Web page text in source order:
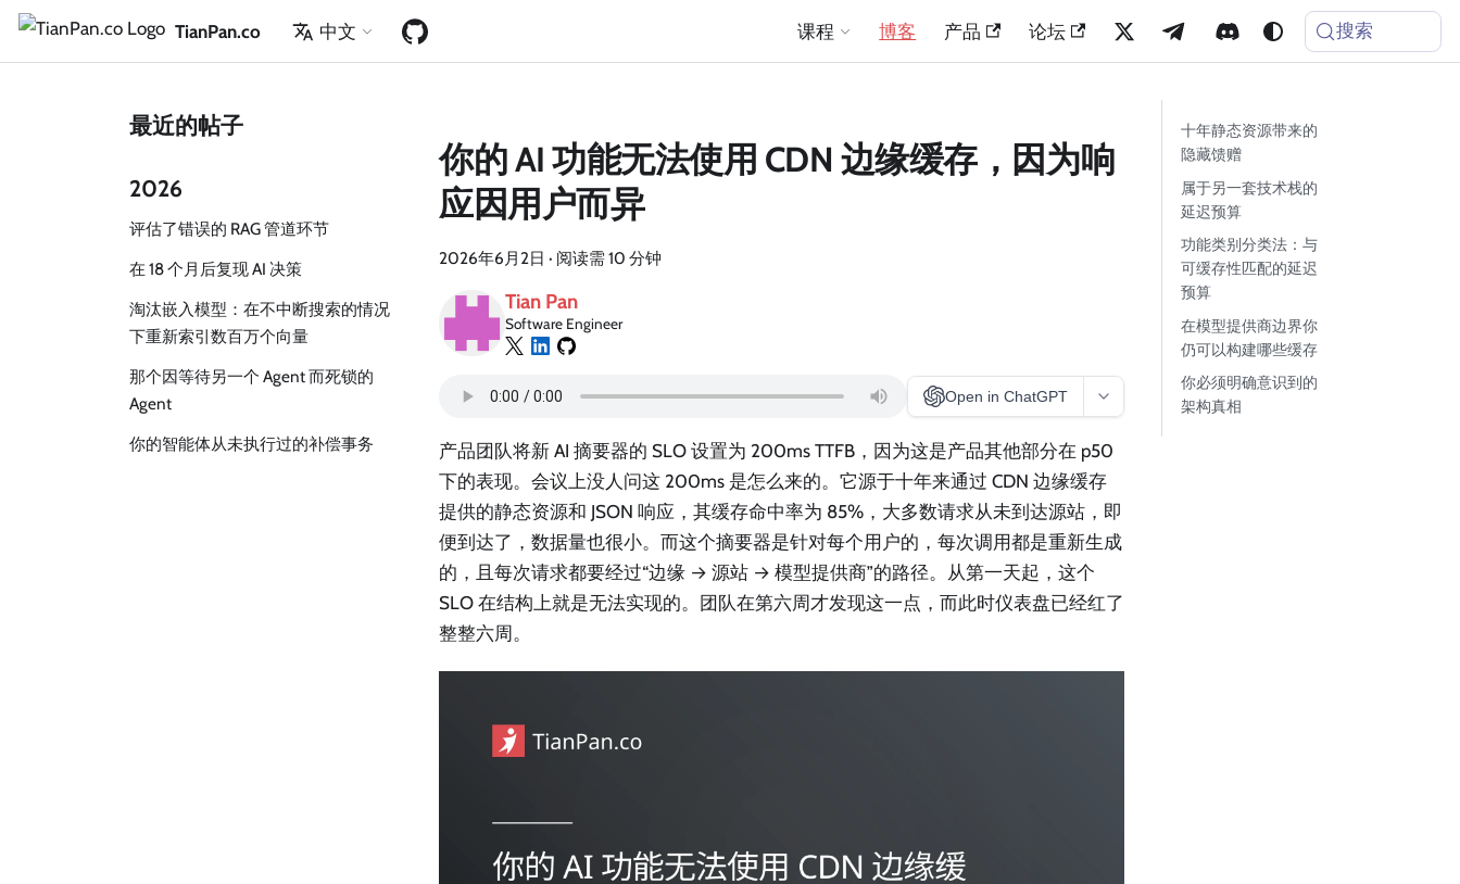
TianPan.co 中文 课程 博客 产品 论坛 搜索
最近的帖子
2026
评估了错误的 RAG 管道环节
在 18 个月后复现 AI 决策
淘汰嵌入模型：在不中断搜索的情况
下重新索引数百万个向量
那个因等待另一个 Agent 而死锁的
Agent
你的智能体从未执行过的补偿事务
你的 AI 功能无法使用 CDN 边缘缓存，因为响
应因用户而异
2026年6月2日 · 阅读需 10 分钟
Tian Pan
Software Engineer
Open in ChatGPT
产品团队将新 AI 摘要器的 SLO 设置为 200ms TTFB，因为这是产品其他部分在 p50
下的表现。会议上没人问这 200ms 是怎么来的。它源于十年来通过 CDN 边缘缓存
提供的静态资源和 JSON 响应，其缓存命中率为 85%，大多数请求从未到达源站，即
便到达了，数据量也很小。而这个摘要器是针对每个用户的，每次调用都是重新生成
的，且每次请求都要经过“边缘 → 源站 → 模型提供商”的路径。从第一天起，这个
SLO 在结构上就是无法实现的。团队在第六周才发现这一点，而此时仪表盘已经红了
整整六周。
十年静态资源带来的
隐藏馈赠
属于另一套技术栈的
延迟预算
功能类别分类法：与
可缓存性匹配的延迟
预算
在模型提供商边界你
仍可以构建哪些缓存
你必须明确意识到的
架构真相